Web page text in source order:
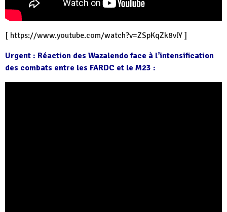
[ https://www.youtube.com/watch?v=ZSpKqZk8vlY ]
Urgent : Réaction des Wazalendo face à l’intensification
des combats entre les FARDC et le M23 :